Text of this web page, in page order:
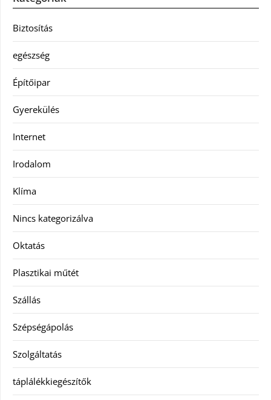
Biztosítás
egészség
Építőipar
Gyerekülés
Internet
Irodalom
Klíma
Nincs kategorizálva
Oktatás
Plasztikai műtét
Szállás
Szépségápolás
Szolgáltatás
táplálékkiegészítők